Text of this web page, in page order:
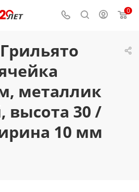
0
металлик
высота 30 /
10 мм